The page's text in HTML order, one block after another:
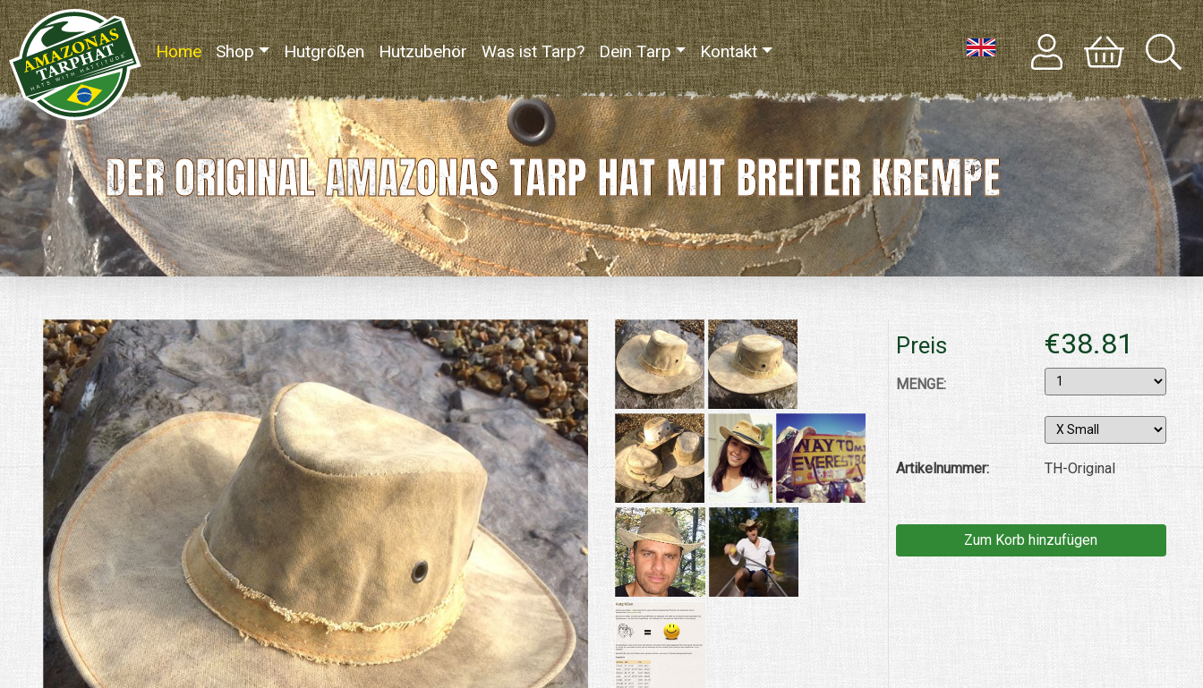
Home(current)
Shop Hutgrößen Hutzubehör Was ist Tarp? Dein Tarp Kontakt
DER ORIGINAL AMAZONAS TARP HAT MIT BREITER KREMPE
Preis €38.81
MENGE:
Artikelnummer: TH-Original